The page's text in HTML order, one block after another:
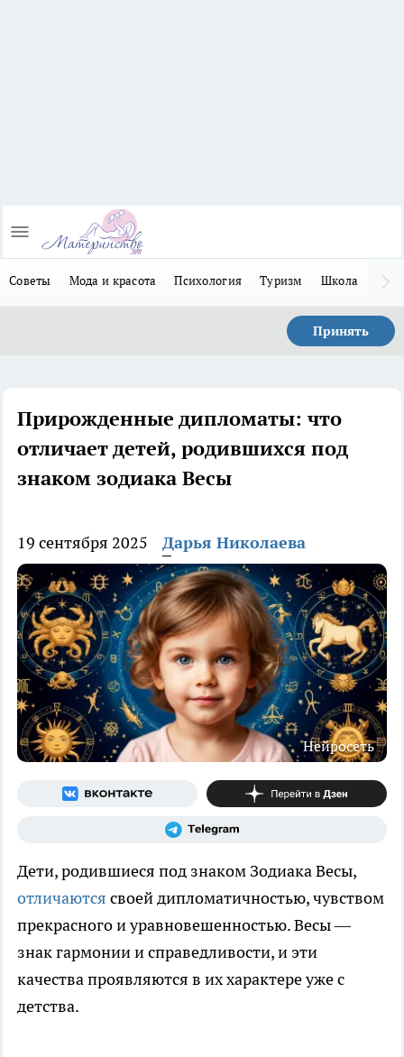
Советы Мода и красота Психология Туризм Школа
Принять
Прирожденные дипломаты: что
отличает детей, родившихся под
знаком зодиака Весы
19 сентября 2025 Дарья Николаева
Нейросеть
Дети, родившиеся под знаком Зодиака Весы,
отличаются своей дипломатичностью, чувством
прекрасного и уравновешенностью. Весы —
знак гармонии и справедливости, и эти
качества проявляются в их характере уже с
детства.